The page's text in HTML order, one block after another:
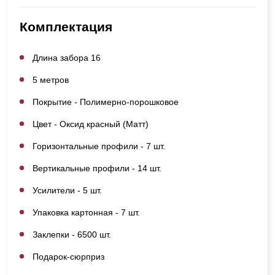
Комплектация
Длина забора 16
5 метров
Покрытие - Полимерно-порошковое
Цвет - Оксид красный (Матт)
Горизонтальные профили - 7 шт.
Вертикальные профили - 14 шт.
Усилители - 5 шт.
Упаковка картонная - 7 шт.
Заклепки - 6500 шт.
Подарок-сюрприз